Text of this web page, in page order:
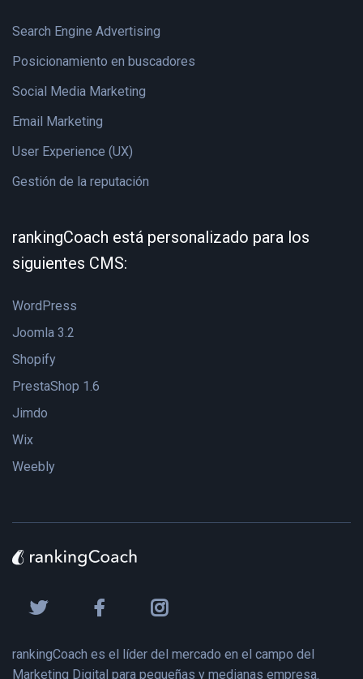
Search Engine Advertising
Posicionamiento en buscadores
Social Media Marketing
Email Marketing
User Experience (UX)
Gestión de la reputación
rankingCoach está personalizado para los
siguientes CMS:
WordPress
Joomla 3.2
Shopify
PrestaShop 1.6
Jimdo
Wix
Weebly
rankingCoach es el líder del mercado en el campo del
Marketing Digital para pequeñas y medianas empresa.